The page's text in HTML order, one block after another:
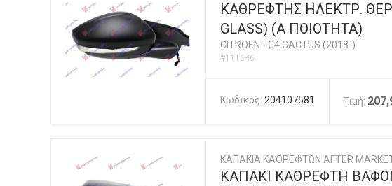
ΚΑΘΡΕΦΤΗΣ ΗΛΕΚΤΡ.
GLASS) (Α ΠΟΙΟΤΗΤΑ)
CITROEN - C4 CACTUS (2018-)
#111646
Κωδικός: 204107581 Τιμή:
ΚΑΠΑΚΙΑ ΚΑΘΡΕΦΤΩΝ AFTER
ΚΑΠΑΚΙ ΚΑΘΡΕΦΤΗ